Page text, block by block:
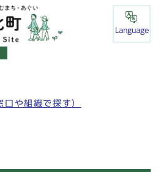
Language
口や組織で探す）